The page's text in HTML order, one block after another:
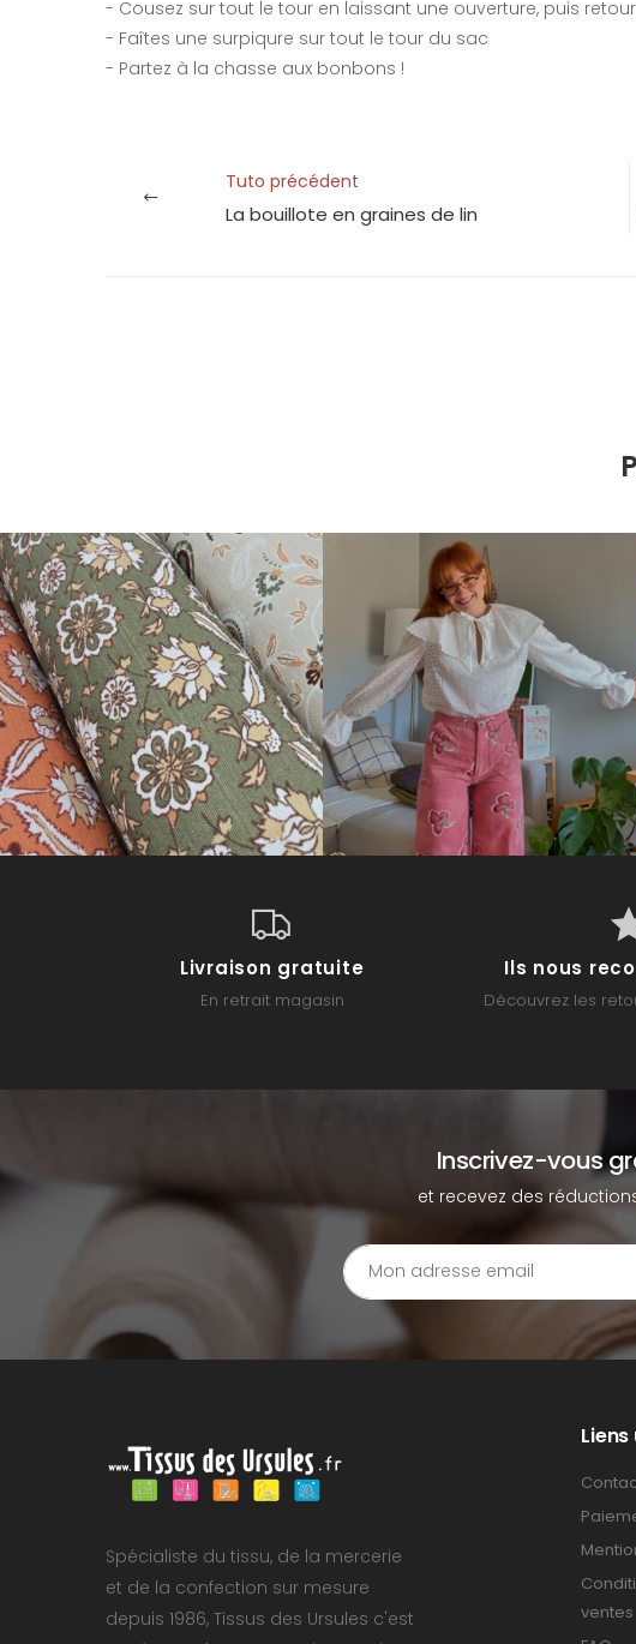
- Cousez sur tout le tour en laissant une ouverture, puis
- Faîtes une surpiqure sur tout le tour du sac
- Partez à la chasse aux bonbons !
Tuto précédent
La bouillote en graines de lin
Livraison gratuite
En retrait magasin
Ils nous
Découvrez les
Inscrivez-vous
et recevez des
Spécialiste du tissu, de la mercerie
et de la confection sur mesure
depuis 1986, Tissus des Ursules c'est
ventes